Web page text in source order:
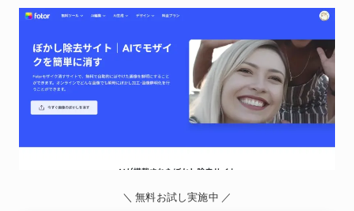
＼ 無料お試し実施中 ／